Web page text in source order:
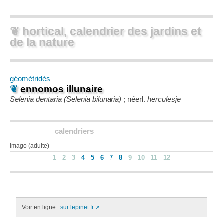
❦ hortical, calendrier des jardins et
de la nature
géométridés
❦ennomos illunaire
Selenia dentaria (Selenia bilunaria) ; néerl. herculesje
calendriers
imago (adulte)
1 2 3 4 5 6 7 8 9 10 11 12
Voir en ligne : sur lepinet.fr